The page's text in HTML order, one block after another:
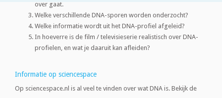
over gaat.
Welke verschillende DNA-sporen worden onderzocht?
Welke informatie wordt uit het DNA-profiel afgeleid?
In hoeverre is de film / televisieserie realistisch over DNA-
profielen, en wat je daaruit kan afleiden?
Informatie op sciencespace
Op sciencespace.nl is al veel te vinden over wat DNA is. Bekijk de